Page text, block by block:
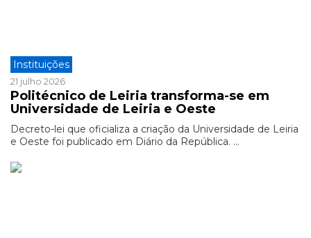
Instituições
21 julho 2026
Politécnico de Leiria transforma-se em
Universidade de Leiria e Oeste
Decreto-lei que oficializa a criação da Universidade de Leiria
e Oeste foi publicado em Diário da República. ...